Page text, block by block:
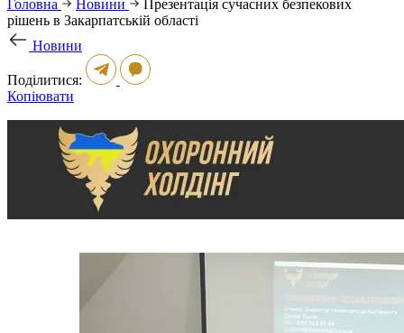
Головна
Новини
Презентація сучасних безпекових
рішень в Закарпатській області
Новини
Поділитися:
Копіювати